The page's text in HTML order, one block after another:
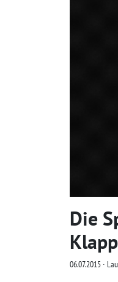
Die
06.07.2015 ∙